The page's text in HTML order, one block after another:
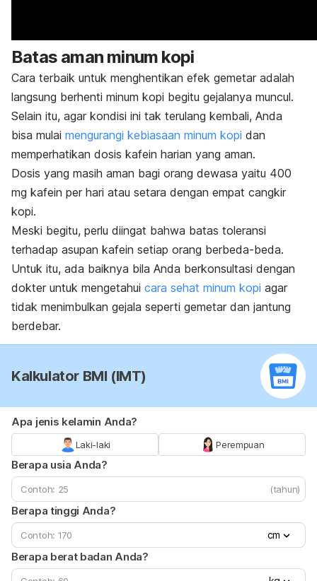
Batas aman minum kopi
Cara terbaik untuk menghentikan efek gemetar adalah
langsung berhenti minum kopi begitu gejalanya muncul.
Selain itu, agar kondisi ini tak terulang kembali, Anda
bisa mulai mengurangi kebiasaan minum kopi dan
memperhatikan dosis kafein harian yang aman.
Dosis yang masih aman bagi orang dewasa yaitu 400
mg kafein per hari atau setara dengan empat cangkir
kopi.
Meski begitu, perlu diingat bahwa batas toleransi
terhadap asupan kafein setiap orang berbeda-beda.
Untuk itu, ada baiknya bila Anda berkonsultasi dengan
dokter untuk mengetahui cara sehat minum kopi agar
tidak menimbulkan gejala seperti gemetar dan jantung
berdebar.
Kalkulator BMI (IMT)
Apa jenis kelamin Anda?
Laki-laki Perempuan
Berapa usia Anda?
(tahun)
Berapa tinggi Anda?
cm
Berapa berat badan Anda?